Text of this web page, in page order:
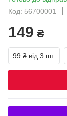
Код: 56700001
149 ₴
99 ₴ від 3 шт.